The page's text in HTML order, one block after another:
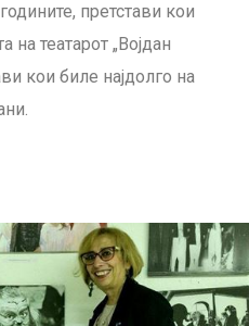
претстави кои
на театарот „Војдан
кои биле најдолго на